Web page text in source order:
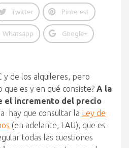
Twitter Pinterest
Whatsapp Google+
y de los alquileres, pero
es y en qué consiste? A la
el incremento del precio
hay que consultar la Ley de
(en adelante, LAU), que es
todas las cuestiones